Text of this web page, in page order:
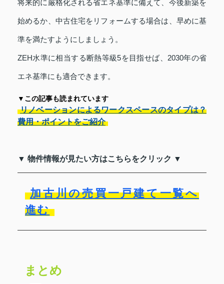
将来的に厳格化される省エネ基準に備えて、今後新築を
始めるか、中古住宅をリフォームする場合は、早めに基
準を満たすようにしましょう。
ZEH水準に相当する断熱等級5を目指せば、2030年の省
エネ基準にも適合できます。
▼この記事も読まれています
リノベーションによるワークスペースのタイプは？
費用・ポイントをご紹介
▼ 物件情報が見たい方はこちらをクリック ▼
加古川の売買一戸建て一覧へ
進む
まとめ